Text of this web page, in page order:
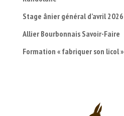
Stage ânier général d’avril 2026
Allier Bourbonnais Savoir-Faire
Formation « fabriquer son licol »